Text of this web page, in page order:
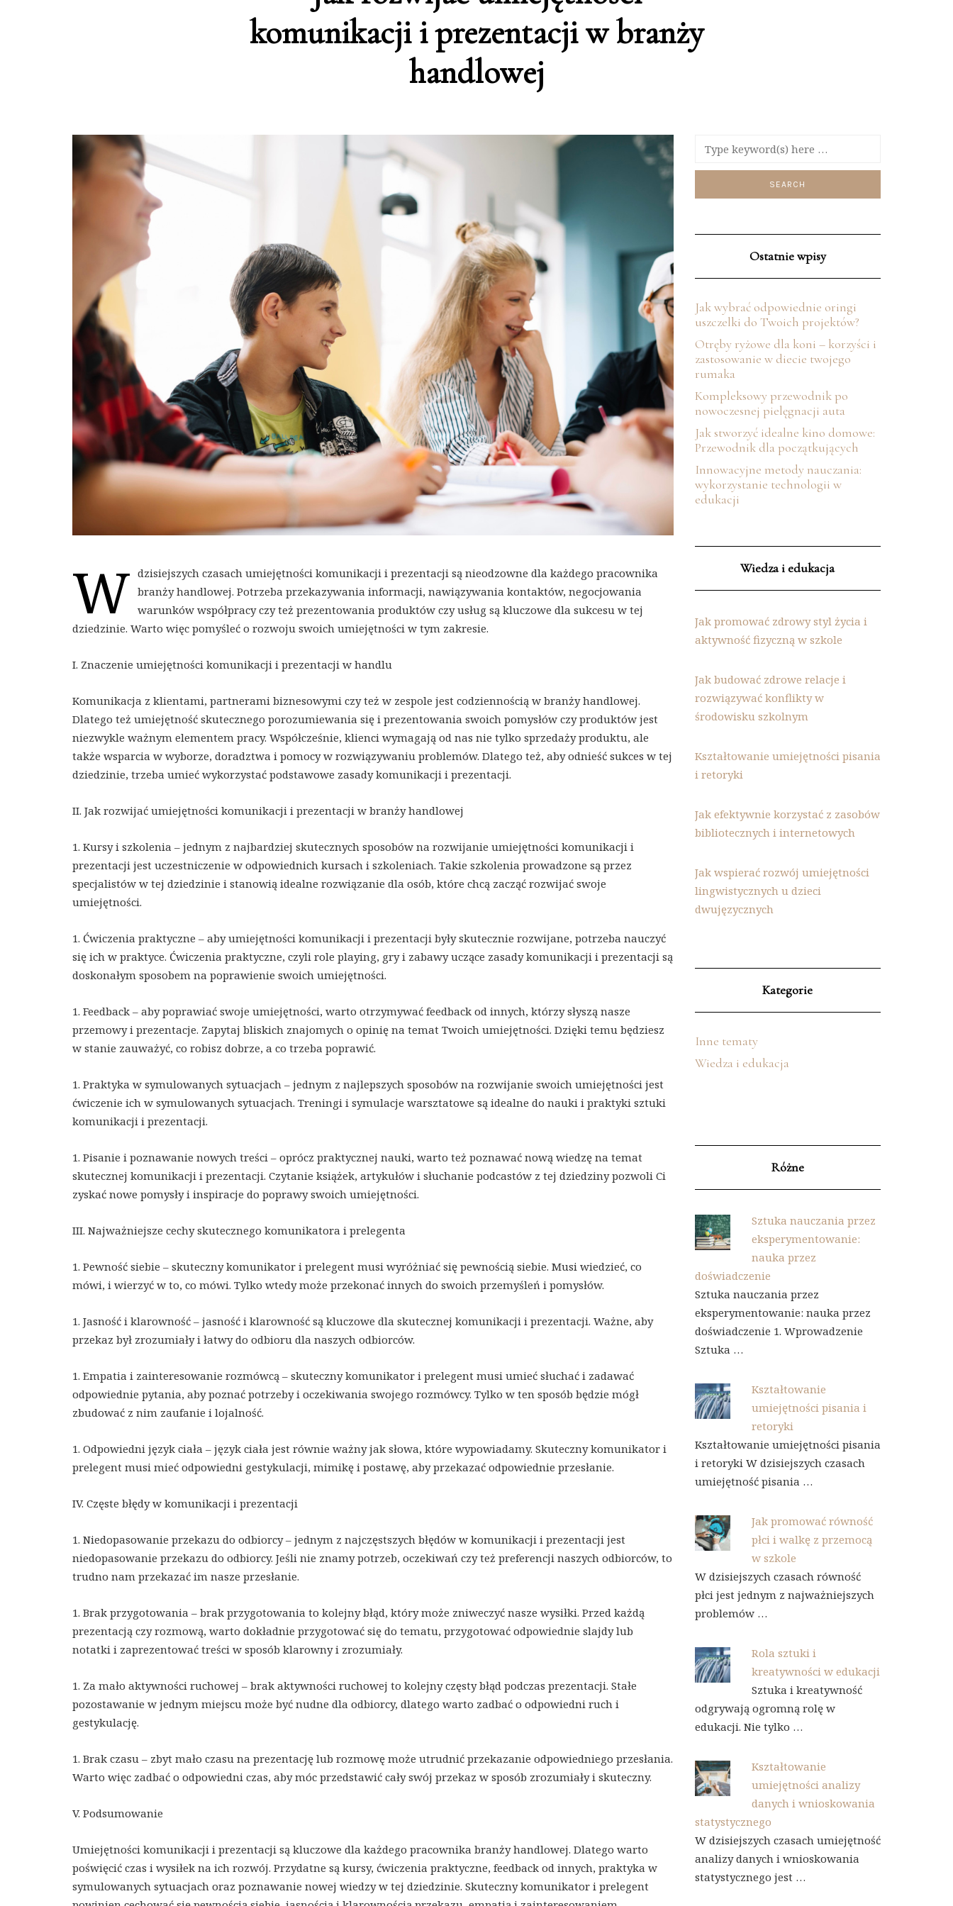
komunikacji i prezentacji w branży
handlowej
W dzisiejszych czasach umiejętności komunikacji i prezentacji są nieodzowne dla każdego pracownika
branży handlowej. Potrzeba przekazywania informacji, nawiązywania kontaktów, negocjowania
warunków współpracy czy też prezentowania produktów czy usług są kluczowe dla sukcesu w tej
dziedzinie. Warto więc pomyśleć o rozwoju swoich umiejętności w tym zakresie.
I. Znaczenie umiejętności komunikacji i prezentacji w handlu
Komunikacja z klientami, partnerami biznesowymi czy też w zespole jest codziennością w branży handlowej.
Dlatego też umiejętność skutecznego porozumiewania się i prezentowania swoich pomysłów czy produktów jest
niezwykle ważnym elementem pracy. Współcześnie, klienci wymagają od nas nie tylko sprzedaży produktu, ale
także wsparcia w wyborze, doradztwa i pomocy w rozwiązywaniu problemów. Dlatego też, aby odnieść sukces w tej
dziedzinie, trzeba umieć wykorzystać podstawowe zasady komunikacji i prezentacji.
II. Jak rozwijać umiejętności komunikacji i prezentacji w branży handlowej
1. Kursy i szkolenia – jednym z najbardziej skutecznych sposobów na rozwijanie umiejętności komunikacji i
prezentacji jest uczestniczenie w odpowiednich kursach i szkoleniach. Takie szkolenia prowadzone są przez
specjalistów w tej dziedzinie i stanowią idealne rozwiązanie dla osób, które chcą zacząć rozwijać swoje
umiejętności.
1. Ćwiczenia praktyczne – aby umiejętności komunikacji i prezentacji były skutecznie rozwijane, potrzeba nauczyć
się ich w praktyce. Ćwiczenia praktyczne, czyli role playing, gry i zabawy uczące zasady komunikacji i prezentacji są
doskonałym sposobem na poprawienie swoich umiejętności.
1. Feedback – aby poprawiać swoje umiejętności, warto otrzymywać feedback od innych, którzy słyszą nasze
przemowy i prezentacje. Zapytaj bliskich znajomych o opinię na temat Twoich umiejętności. Dzięki temu będziesz
w stanie zauważyć, co robisz dobrze, a co trzeba poprawić.
1. Praktyka w symulowanych sytuacjach – jednym z najlepszych sposobów na rozwijanie swoich umiejętności jest
ćwiczenie ich w symulowanych sytuacjach. Treningi i symulacje warsztatowe są idealne do nauki i praktyki sztuki
komunikacji i prezentacji.
1. Pisanie i poznawanie nowych treści – oprócz praktycznej nauki, warto też poznawać nową wiedzę na temat
skutecznej komunikacji i prezentacji. Czytanie książek, artykułów i słuchanie podcastów z tej dziedziny pozwoli Ci
zyskać nowe pomysły i inspiracje do poprawy swoich umiejętności.
III. Najważniejsze cechy skutecznego komunikatora i prelegenta
1. Pewność siebie – skuteczny komunikator i prelegent musi wyróżniać się pewnością siebie. Musi wiedzieć, co
mówi, i wierzyć w to, co mówi. Tylko wtedy może przekonać innych do swoich przemyśleń i pomysłów.
1. Jasność i klarowność – jasność i klarowność są kluczowe dla skutecznej komunikacji i prezentacji. Ważne, aby
przekaz był zrozumiały i łatwy do odbioru dla naszych odbiorców.
1. Empatia i zainteresowanie rozmówcą – skuteczny komunikator i prelegent musi umieć słuchać i zadawać
odpowiednie pytania, aby poznać potrzeby i oczekiwania swojego rozmówcy. Tylko w ten sposób będzie mógł
zbudować z nim zaufanie i lojalność.
1. Odpowiedni język ciała – język ciała jest równie ważny jak słowa, które wypowiadamy. Skuteczny komunikator i
prelegent musi mieć odpowiedni gestykulacji, mimikę i postawę, aby przekazać odpowiednie przesłanie.
IV. Częste błędy w komunikacji i prezentacji
1. Niedopasowanie przekazu do odbiorcy – jednym z najczęstszych błędów w komunikacji i prezentacji jest
niedopasowanie przekazu do odbiorcy. Jeśli nie znamy potrzeb, oczekiwań czy też preferencji naszych odbiorców, to
trudno nam przekazać im nasze przesłanie.
1. Brak przygotowania – brak przygotowania to kolejny błąd, który może zniweczyć nasze wysiłki. Przed każdą
prezentacją czy rozmową, warto dokładnie przygotować się do tematu, przygotować odpowiednie slajdy lub
notatki i zaprezentować treści w sposób klarowny i zrozumiały.
1. Za mało aktywności ruchowej – brak aktywności ruchowej to kolejny częsty błąd podczas prezentacji. Stałe
pozostawanie w jednym miejscu może być nudne dla odbiorcy, dlatego warto zadbać o odpowiedni ruch i
gestykulację.
1. Brak czasu – zbyt mało czasu na prezentację lub rozmowę może utrudnić przekazanie odpowiedniego przesłania.
Warto więc zadbać o odpowiedni czas, aby móc przedstawić cały swój przekaz w sposób zrozumiały i skuteczny.
V. Podsumowanie
Umiejętności komunikacji i prezentacji są kluczowe dla każdego pracownika branży handlowej. Dlatego warto
poświęcić czas i wysiłek na ich rozwój. Przydatne są kursy, ćwiczenia praktyczne, feedback od innych, praktyka w
symulowanych sytuacjach oraz poznawanie nowej wiedzy w tej dziedzinie. Skuteczny komunikator i prelegent
Ostatnie wpisy
Jak wybrać odpowiednie oringi
uszczelki do Twoich projektów?
Otręby ryżowe dla koni – korzyści i
zastosowanie w diecie twojego
rumaka
Kompleksowy przewodnik po
nowoczesnej pielęgnacji auta
Jak stworzyć idealne kino domowe:
Przewodnik dla początkujących
Innowacyjne metody nauczania:
wykorzystanie technologii w
edukacji
Wiedza i edukacja
Jak promować zdrowy styl życia i
aktywność fizyczną w szkole
Jak budować zdrowe relacje i
rozwiązywać konflikty w
środowisku szkolnym
Kształtowanie umiejętności pisania
i retoryki
Jak efektywnie korzystać z zasobów
bibliotecznych i internetowych
Jak wspierać rozwój umiejętności
lingwistycznych u dzieci
dwujęzycznych
Kategorie
Inne tematy
Wiedza i edukacja
Różne
Sztuka nauczania przez
eksperymentowanie:
nauka przez
doświadczenie
Sztuka nauczania przez
eksperymentowanie: nauka przez
doświadczenie 1. Wprowadzenie
Sztuka …
Kształtowanie
umiejętności pisania i
retoryki
Kształtowanie umiejętności pisania
i retoryki W dzisiejszych czasach
umiejętność pisania …
Jak promować równość
płci i walkę z przemocą
w szkole
W dzisiejszych czasach równość
płci jest jednym z najważniejszych
problemów …
Rola sztuki i
kreatywności w edukacji
Sztuka i kreatywność
odgrywają ogromną rolę w
edukacji. Nie tylko …
Kształtowanie
umiejętności analizy
danych i wnioskowania
statystycznego
W dzisiejszych czasach umiejętność
analizy danych i wnioskowania
statystycznego jest …